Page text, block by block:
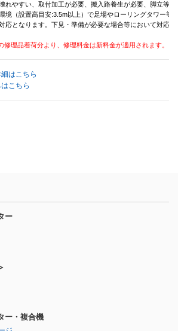
れやすい、取付加工が必要、搬入路養生が必要、脚立等
境（設置高目安:3.5m以上）で足場やローリングタワー等
応となります。下見・準備が必要な場合等において対応
修理品着荷分より、修理料金は新料金が適用されます。
はこちら
こちら
ー
ー・複合機